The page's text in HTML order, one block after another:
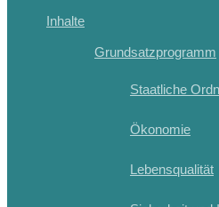
Inhalte
Grundsatzprogramm
Staatliche
Ökonomie
Lebensqualität